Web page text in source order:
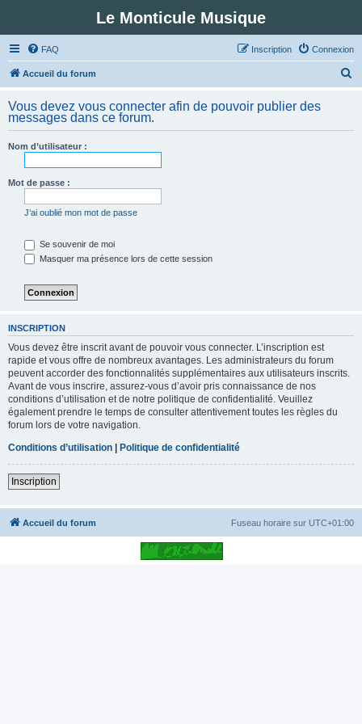
Le Monticule Musique
FAQ Connexion
Inscription
Accueil du forum
h
Vous devez vous connecter afin de pouvoir publier des
messages dans ce forum.
Nom d’utilisateur :
Mot de passe :
J’ai oublié mon mot de passe
Se souvenir de moi
Masquer ma présence lors de cette session
INSCRIPTION
Vous devez être inscrit avant de pouvoir vous connecter. L’inscription est
rapide et vous offre de nombreux avantages. Les administrateurs du forum
peuvent accorder des fonctionnalités supplémentaires aux utilisateurs inscrits.
Avant de vous inscrire, assurez-vous d’avoir pris connaissance de nos
conditions d’utilisation et de notre politique de confidentialité. Veuillez
également prendre le temps de consulter attentivement toutes les règles du
forum lors de votre navigation.
Conditions d’utilisation | Politique de confidentialité
Inscription
Accueil du forum Fuseau horaire sur UTC+01:00